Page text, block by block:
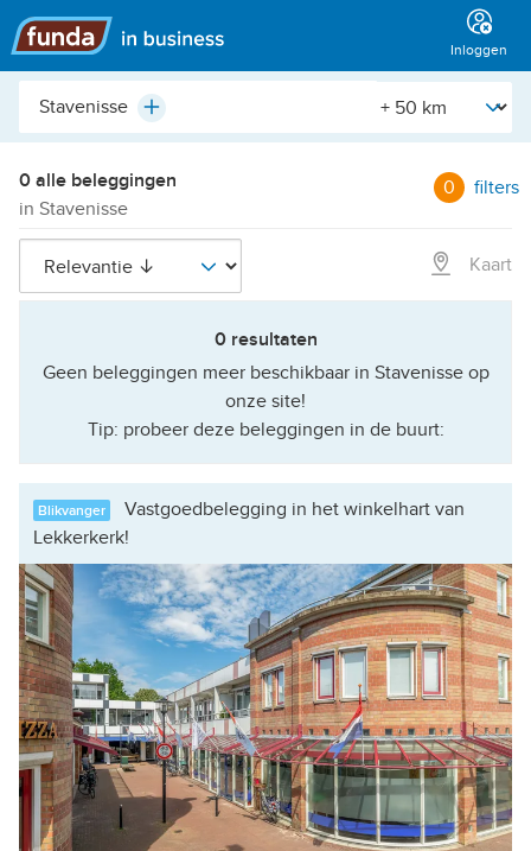
Hoofdmenu
Inloggen
Plaats,
etc.
Plus [Straal]
0 alle beleggingen
in Stavenisse
0 filters
Kaart
0 resultaten
Geen beleggingen meer beschikbaar in Stavenisse op
onze site!
Tip: probeer deze beleggingen in de buurt:
Blikvanger
Vastgoedbelegging in het winkelhart van
Lekkerkerk!